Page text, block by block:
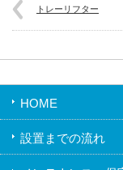
トレーリフター
HOME
設置までの流れ